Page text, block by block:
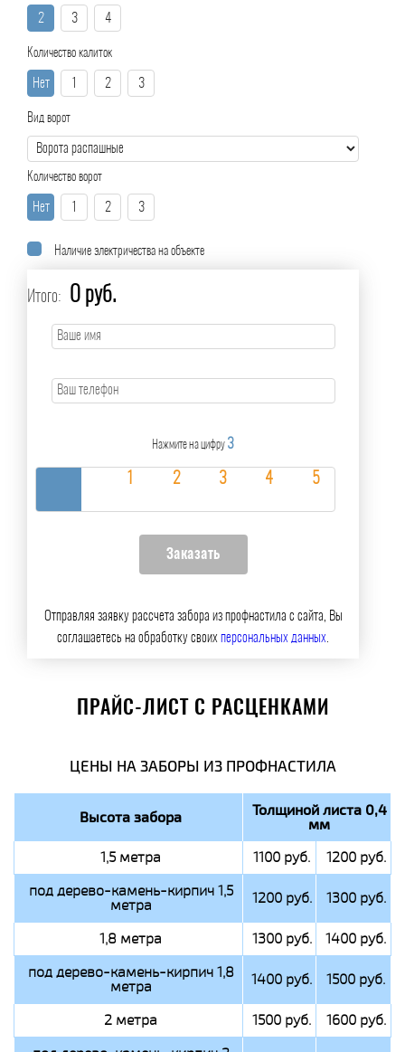
2 3 4
Количество калиток
Нет 2 3
Вид ворот
Количество ворот
Нет 2 3
Наличие электричества на объекте
Итого: 0 руб.
Нажмите на цифру 3
Отправляя заявку рассчета забора из профнастила с сайта, Вы
соглашаетесь на обработку своихперсональных данных.
ПРАЙС-ЛИСТ С РАСЦЕНКАМИ
ЦЕНЫ НА ЗАБОРЫ ИЗ ПРОФНАСТИЛА
Высота забора Толщиной листа 0,4
мм
1,5 метра 1100 руб.
1200 руб.
под дерево-камень-кирпич 1,5
метра 1200 руб. 1300 руб.
1,8 метра 1300 руб.
1400 руб.
под дерево-камень-кирпич 1,8
метра 1400 руб. 1500 руб.
2 метра 1500 руб.
1600 руб.